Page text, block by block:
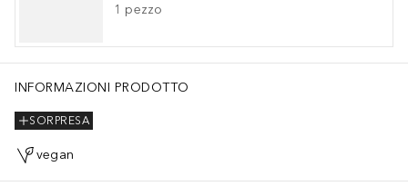
1 pezzo
INFORMAZIONI PRODOTTO
SORPRESA
vegan